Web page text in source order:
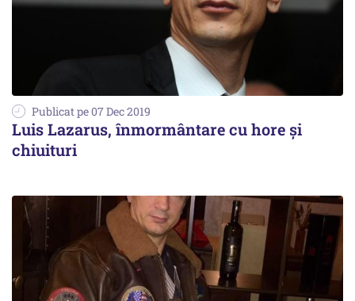
Publicat pe 07 Dec 2019
Luis Lazarus, înmormântare cu hore și
chiuituri